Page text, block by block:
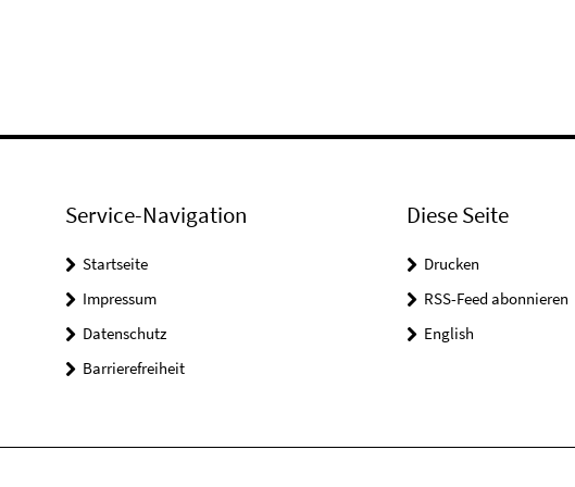
Service-Navigation
Startseite
Impressum
Datenschutz
Barrierefreiheit
Diese Seite
Drucken
RSS-Feed abonnieren
English